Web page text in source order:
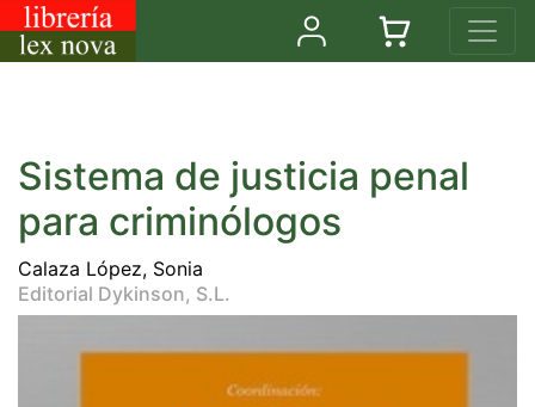
Sistema de justicia penal
para criminólogos
Calaza López, Sonia
Editorial Dykinson, S.L.